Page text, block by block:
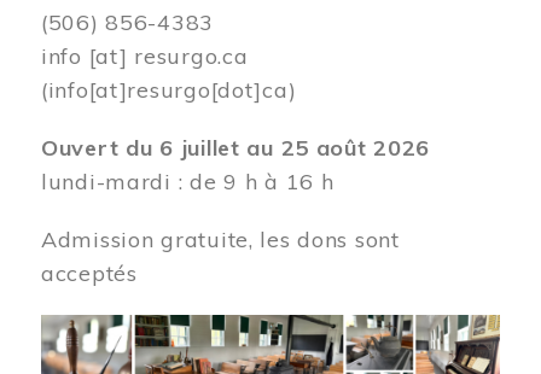
(506) 856-4383
info [at] resurgo.ca
(info[at]resurgo[dot]ca)
Ouvert du 6 juillet au 25 août 2026
lundi-mardi : de 9 h à 16 h
Admission gratuite, les dons sont
acceptés
Image